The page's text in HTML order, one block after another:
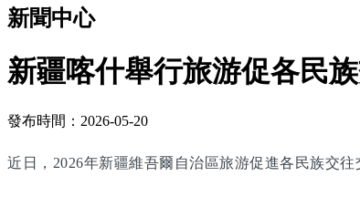
新聞中心
新疆喀什舉行旅游促各民
發布時間：2026-05-20
近日，2026年新疆維吾爾自治區旅游促進各民族交